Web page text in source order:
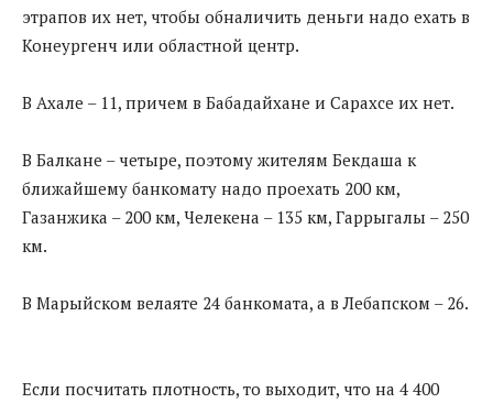
этрапов их нет, чтобы обналичить деньги надо ехать в
Конеургенч или областной центр.
В Ахале – 11, причем в Бабадайхане и Сарахсе их нет.
В Балкане – четыре, поэтому жителям Бекдаша к
ближайшему банкомату надо проехать 200 км,
Газанжика – 200 км, Челекена – 135 км, Гаррыгалы – 250
км.
В Марыйском велаяте 24 банкомата, а в Лебапском – 26.
Если посчитать плотность, то выходит, что на 4 400